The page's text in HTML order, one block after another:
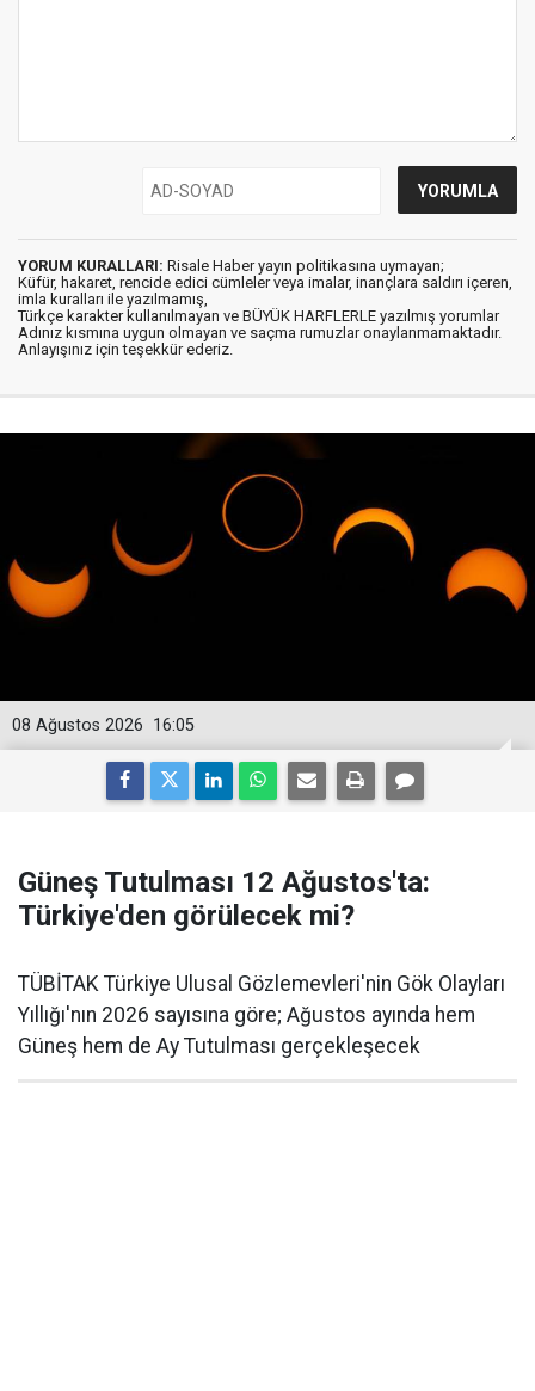
YORUM KURALLARI: Risale Haber yayın politikasına uymayan;
Küfür, hakaret, rencide edici cümleler veya imalar, inançlara saldırı içeren,
imla kuralları ile yazılmamış,
Türkçe karakter kullanılmayan ve BÜYÜK HARFLERLE yazılmış yorumlar
Adınız kısmına uygun olmayan ve saçma rumuzlar onaylanmamaktadır.
Anlayışınız için teşekkür ederiz.
16:05
08 Ağustos 2026
Güneş Tutulması 12 Ağustos'ta:
Türkiye'den görülecek mi?
TÜBİTAK Türkiye Ulusal Gözlemevleri'nin Gök Olayları
Yıllığı'nın 2026 sayısına göre; Ağustos ayında hem
Güneş hem de Ay Tutulması gerçekleşecek